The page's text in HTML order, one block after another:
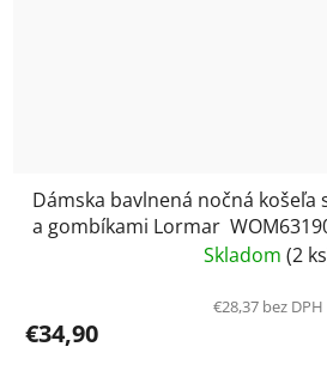
Dámska bavlnená nočná košeľa
a gombíkami Lormar
Skladom (2
€28,37 bez DPH
€34,90